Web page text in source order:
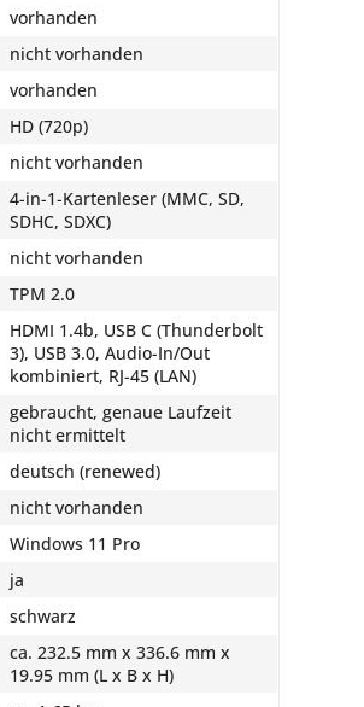
vorhanden
nicht vorhanden
vorhanden
HD (720p)
nicht vorhanden
4-in-1-Kartenleser (MMC, SD,
SDHC, SDXC)
nicht vorhanden
TPM 2.0
HDMI 1.4b, USB C (Thunderbolt
3), USB 3.0, Audio-In/Out
kombiniert, RJ-45 (LAN)
gebraucht, genaue Laufzeit
nicht ermittelt
deutsch (renewed)
nicht vorhanden
Windows 11 Pro
ja
schwarz
ca. 232.5 mm x 336.6 mm x
19.95 mm (L x B x H)